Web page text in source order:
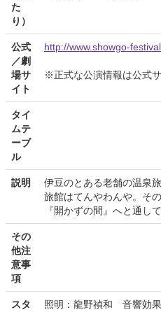
た
り）
公式
／劇
場サ
イト
http://www.showgo-
※正式な公演情報は公式
タイ
ムテ
ーブ
ル
説明
伊豆のとある老舗の温泉
旅館はてんやわんや。そ
『開かずの間』へと通し
その
他注
意事
項
スタ
照明：龍野禎和 音響効